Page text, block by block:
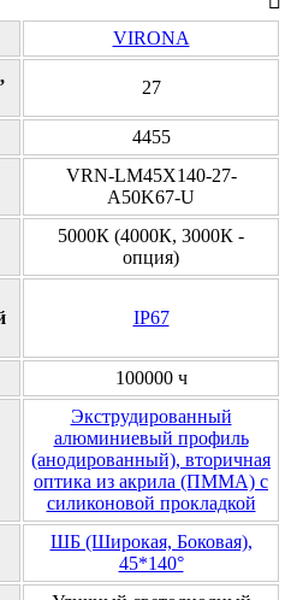
VIRONA
27
4455
VRN-LM45X140-27-
A50K67-U
5000К (4000К, 3000К -
опция)
IP67
100000 ч
Экструдированный
алюминиевый профиль
(анодированный), вторичная
оптика из акрила (ПММА) с
силиконовой прокладкой
ШБ (Широкая, Боковая),
45*140°